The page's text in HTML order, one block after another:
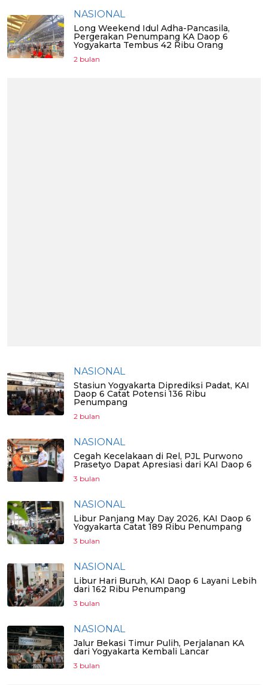
NASIONAL
Long Weekend Idul Adha-Pancasila,
Pergerakan Penumpang KA Daop 6
Yogyakarta Tembus 42 Ribu Orang
2 bulan
NASIONAL
Stasiun Yogyakarta Diprediksi Padat, KAI
Daop 6 Catat Potensi 136 Ribu
Penumpang
2 bulan
NASIONAL
Cegah Kecelakaan di Rel, PJL Purwono
Prasetyo Dapat Apresiasi dari KAI Daop 6
3 bulan
NASIONAL
Libur Panjang May Day 2026, KAI Daop 6
Yogyakarta Catat 189 Ribu Penumpang
3 bulan
NASIONAL
Libur Hari Buruh, KAI Daop 6 Layani Lebih
dari 162 Ribu Penumpang
3 bulan
NASIONAL
Jalur Bekasi Timur Pulih, Perjalanan KA
dari Yogyakarta Kembali Lancar
3 bulan